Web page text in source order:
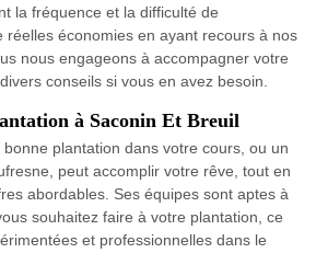
la fréquence et la difficulté de
réelles économies en ayant recours à nos
nous engageons à accompagner votre
conseils si vous en avez besoin.
à Saconin Et Breuil
bonne plantation dans votre cours, ou un
peut accomplir votre rêve, tout en
abordables. Ses équipes sont aptes à
souhaitez faire à votre plantation, ce
et professionnelles dans le